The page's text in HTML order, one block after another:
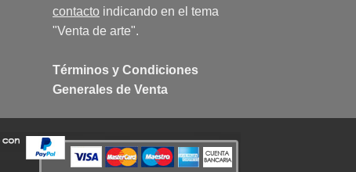
contacto indicando en el tema
"Venta de arte".
Términos y Condiciones
Generales de Venta